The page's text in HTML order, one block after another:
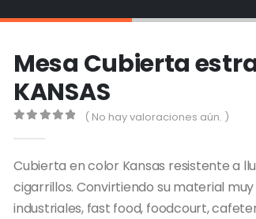
Mesa Cubierta
KANSAS
( No hay valoraciones aún. )
Cubierta en color Kansas resistente a
cigarrillos. Convirtiendo su material
industriales, fast food, foodcourt,